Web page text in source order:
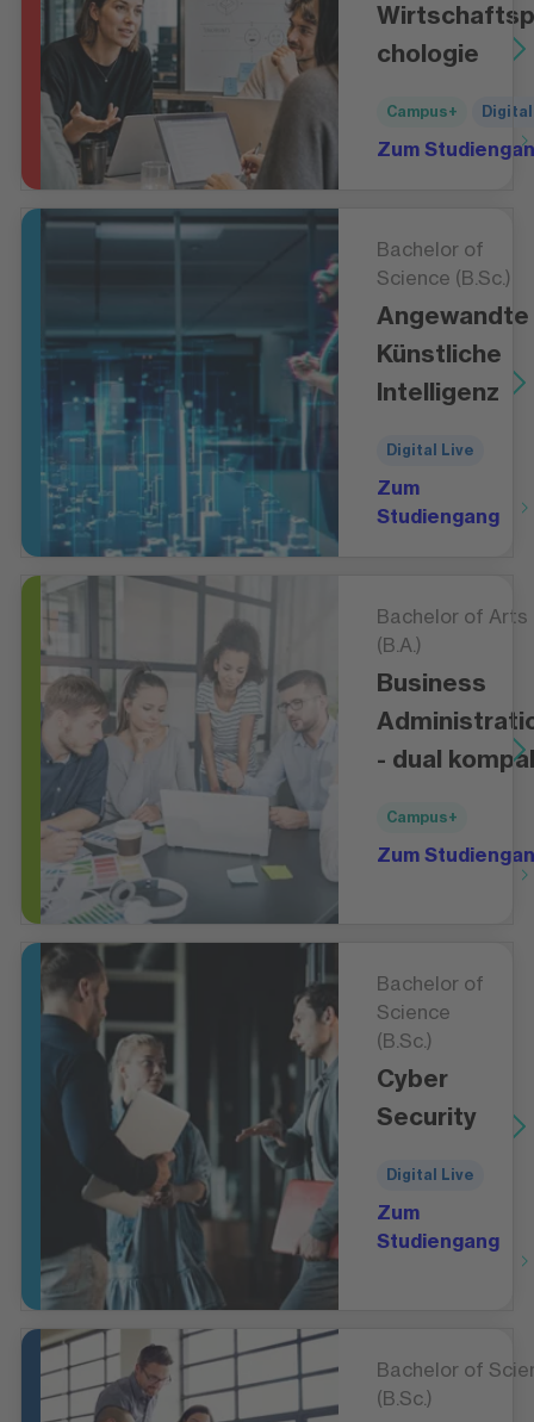
chologie
Campus+
Zum
Bachelor of
Science (B.Sc.)
Angewandte
Künstliche
Intelligenz
Digital Live
Zum
Studiengang
Bachelor of Arts
(B.A.)
Business
- dual
Campus+
Zum
Bachelor of
Science
(B.Sc.)
Cyber
Security
Digital Live
Zum
Studiengang
Bachelor of
(B.Sc.)